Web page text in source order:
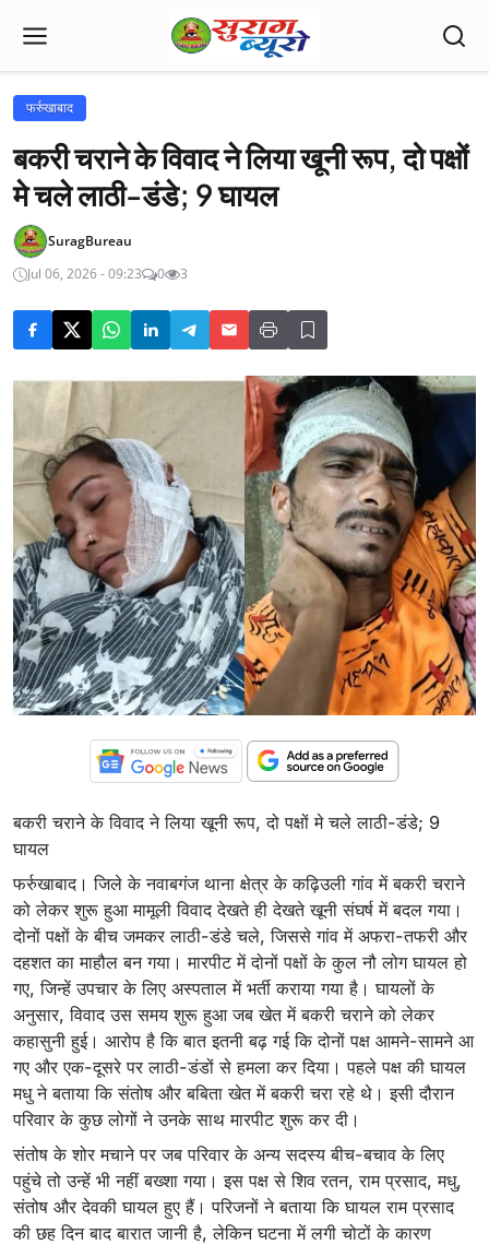
फर्रुखाबाद
बकरी चराने के विवाद ने लिया खूनी रूप, दो पक्षों
मे चले लाठी-डंडे; 9 घायल
SuragBureau
Jul 06, 2026 - 09:23
0 3
बकरी चराने के विवाद ने लिया खूनी रूप, दो पक्षों मे चले लाठी-डंडे; 9
घायल
फर्रुखाबाद। जिले के नवाबगंज थाना क्षेत्र के कढ़िउली गांव में बकरी चराने
को लेकर शुरू हुआ मामूली विवाद देखते ही देखते खूनी संघर्ष में बदल गया।
दोनों पक्षों के बीच जमकर लाठी-डंडे चले, जिससे गांव में अफरा-तफरी और
दहशत का माहौल बन गया। मारपीट में दोनों पक्षों के कुल नौ लोग घायल हो
गए, जिन्हें उपचार के लिए अस्पताल में भर्ती कराया गया है। घायलों के
अनुसार, विवाद उस समय शुरू हुआ जब खेत में बकरी चराने को लेकर
कहासुनी हुई। आरोप है कि बात इतनी बढ़ गई कि दोनों पक्ष आमने-सामने आ
गए और एक-दूसरे पर लाठी-डंडों से हमला कर दिया। पहले पक्ष की घायल
मधु ने बताया कि संतोष और बबिता खेत में बकरी चरा रहे थे। इसी दौरान
परिवार के कुछ लोगों ने उनके साथ मारपीट शुरू कर दी।
संतोष के शोर मचाने पर जब परिवार के अन्य सदस्य बीच-बचाव के लिए
पहुंचे तो उन्हें भी नहीं बख्शा गया। इस पक्ष से शिव रतन, राम प्रसाद, मधु,
संतोष और देवकी घायल हुए हैं। परिजनों ने बताया कि घायल राम प्रसाद
की छह दिन बाद बारात जानी है, लेकिन घटना में लगी चोटों के कारण